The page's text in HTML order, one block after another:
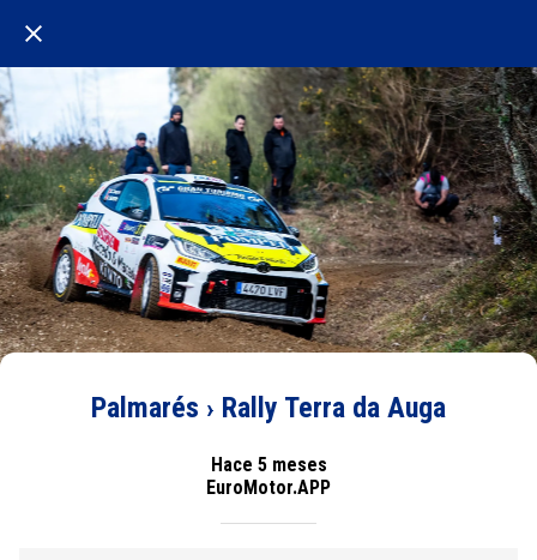
Palmarés › Rally Terra da Auga
Hace 5 meses
EuroMotor.APP